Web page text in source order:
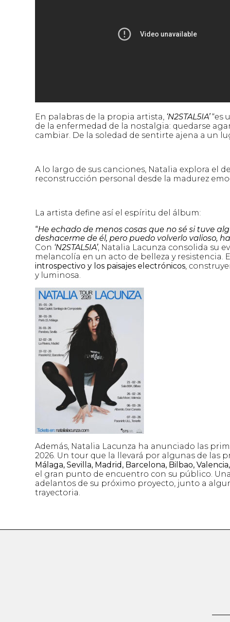
En palabras de la propia artista, ‘N2STAL5IA’“es
de la enfermedad de la nostalgia: quedarse
cambiar. De la soledad de sentirte ajena a un
A lo largo de sus canciones, Natalia explora el
reconstrucción personal desde la madurez
La artista define así el espíritu del álbum:
“He echado de menos cosas que no sé si tuve
deshacerme de él, pero puedo volverlo valioso,
Con ‘N2STAL5IA’, Natalia Lacunza consolida su
melancolía en un acto de belleza y resistencia.
introspectivo y los paisajes electrónicos,
y luminosa.
Además, Natalia Lacunza ha anunciado las
2026. Un tour que la llevará por algunas de las
Málaga, Sevilla, Madrid, Barcelona, Bilbao,
el gran punto de encuentro con su público.
adelantos de su próximo proyecto, junto a
trayectoria.